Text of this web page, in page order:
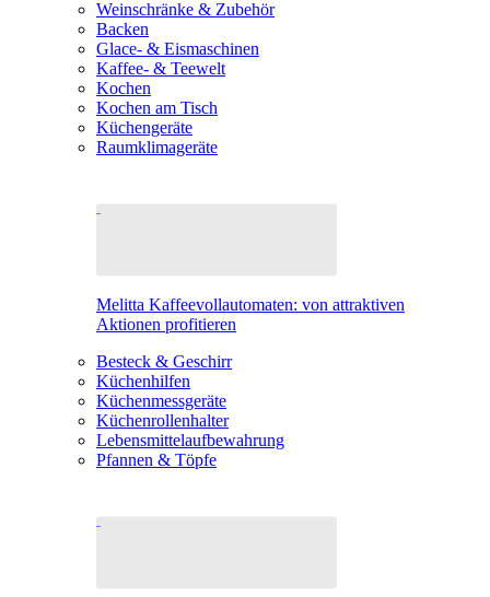
Weinschränke & Zubehör
Backen
Glace- & Eismaschinen
Kaffee- & Teewelt
Kochen
Kochen am Tisch
Küchengeräte
Raumklimageräte
Melitta Kaffeevollautomaten: von attraktiven
Aktionen profitieren
Besteck & Geschirr
Küchenhilfen
Küchenmessgeräte
Küchenrollenhalter
Lebensmittelaufbewahrung
Pfannen & Töpfe